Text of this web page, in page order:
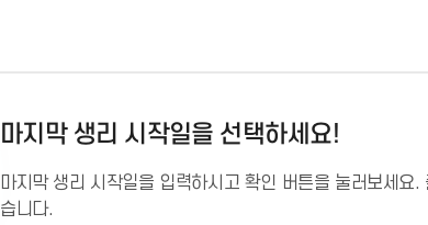
마지막 생리 시작일을 선택하세요!
마지막 생리 시작일을 입력하시고 확인 버튼을 눌러보세요
습니다.